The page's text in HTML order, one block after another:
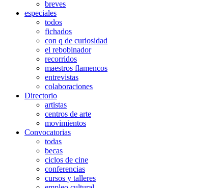
breves
especiales
todos
fichados
con q de curiosidad
el rebobinador
recorridos
maestros flamencos
entrevistas
colaboraciones
Directorio
artistas
centros de arte
movimientos
Convocatorias
todas
becas
ciclos de cine
conferencias
cursos y talleres